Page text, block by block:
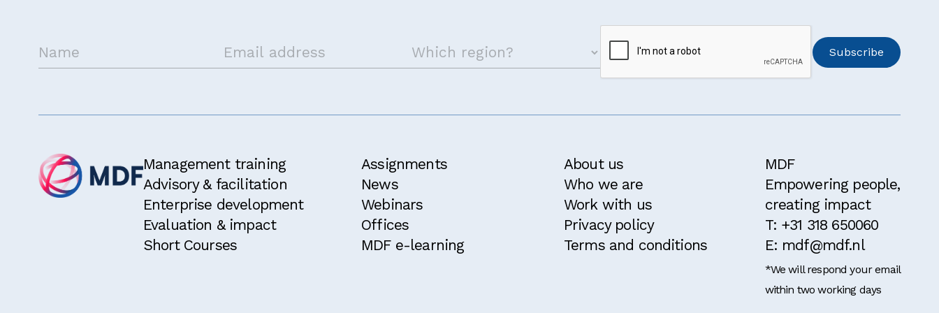
Management training
Advisory & facilitation
Enterprise development
Evaluation & impact
Short Courses
Assignments
News
Webinars
Offices
MDF e-learning
About us
Who we are
Work with us
Privacy policy
Terms and conditions
MDF
Empowering people,
creating impact
T: +31 318 650060
E: mdf@mdf.nl
*We will respond your email
within two working days